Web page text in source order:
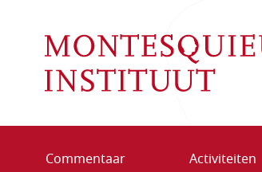
Commentaar Activiteiten